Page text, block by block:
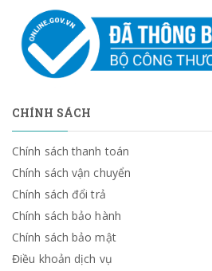
CHÍNH SÁCH
Chính sách thanh toán
Chính sách vận chuyển
Chính sách đổi trả
Chính sách bảo hành
Chính sách bảo mật
Điều khoản dịch vụ